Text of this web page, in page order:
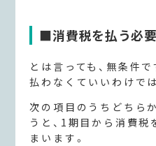
■消費税を払う必
とは言っても、無条件
払わなくていいわけで
次の項目のうちどちら
うと、1期目から消費
まいます。